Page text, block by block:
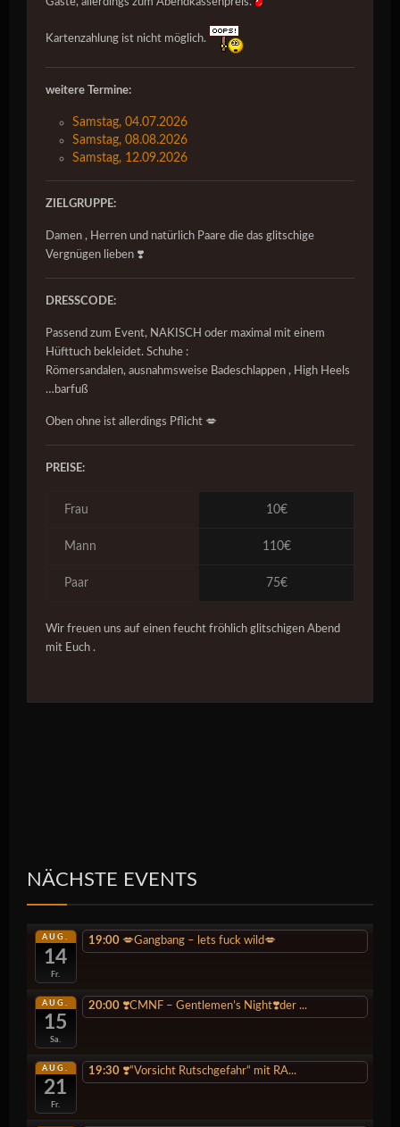
Gäste, allerdings zum Abendkassenpreis.
Kartenzahlung ist nicht möglich.
weitere Termine:
Samstag, 04.07.2026
Samstag, 08.08.2026
Samstag, 12.09.2026
ZIELGRUPPE:
Damen , Herren und natürlich Paare die das glitschige
Vergnügen lieben ❣️
DRESSCODE:
Passend zum Event, NAKISCH oder maximal mit einem
Hüfttuch bekleidet. Schuhe :
Römersandalen, ausnahmsweise Badeschlappen , High Heels
…barfuß
Oben ohne ist allerdings Pflicht 💋
PREISE:
Frau 10€
Mann 110€
Paar 75€
Wir freuen uns auf einen feucht fröhlich glitschigen Abend
mit Euch .
NÄCHSTE EVENTS
AUG.
14
Fr.
19:00 💋Gangbang – lets fuck wild💋
AUG.
15
Sa.
20:00 ❣️CMNF – Gentlemen’s Night❣️der ...
AUG.
21
Fr.
19:30 ❣️“Vorsicht Rutschgefahr“ mit RA...